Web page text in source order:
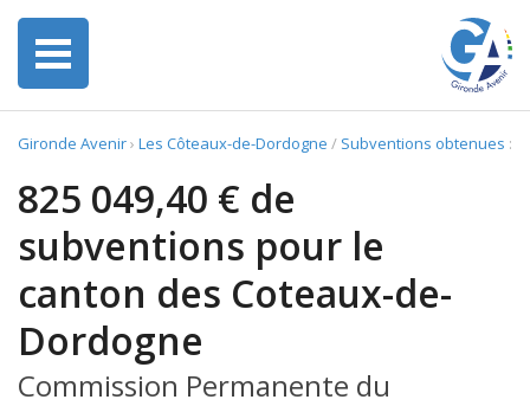
Gironde Avenir› Les Côteaux-de-Dordogne / Subventions obtenues :
825 049,40 € de
subventions pour le
canton des Coteaux-de-
Dordogne
Commission Permanente du